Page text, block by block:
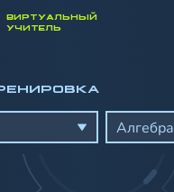
ВИРТУАЛЬНЫЙ
УЧИТЕЛЬ
Алгебра